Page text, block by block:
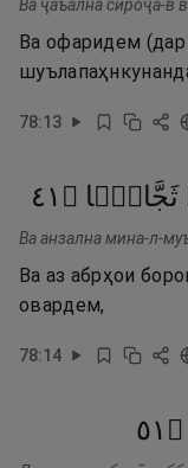
Ва ҷаъална сироҷа-в
Ва офаридем
78:13
ثَجَّاجًۭا ۝ ١٤
Ва анзална мина-л-
Ва аз абрҳои
овардем,
78:14
۝ ١٥